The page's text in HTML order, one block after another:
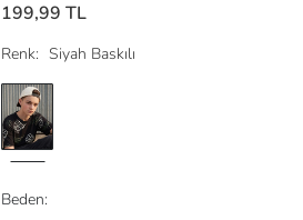
199,99 TL
Renk: Siyah Baskılı
Beden: